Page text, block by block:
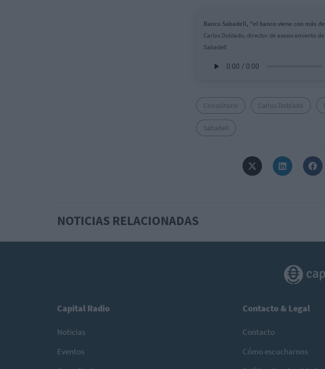
Banco Sabadell, "el banco viene con más
Carlos Doblado, director de asesoramiento
Sabadell
Consultorio Carlos Doblado
Sabadell
NOTICIAS RELACIONADAS
Capital Radio
Noticias
Eventos
Contacto & Legal
Contacto
Cómo escucharnos